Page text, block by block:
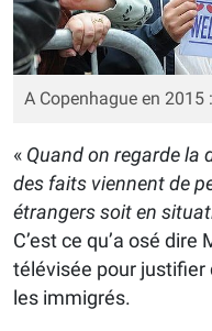
A Copenhague en 2015
« Quand on regarde la
des faits viennent de
étrangers soit en
C’est ce qu’a osé
télévisée pour justifier
les immigrés.